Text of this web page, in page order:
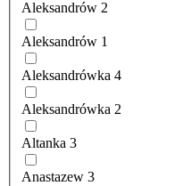
Aleksandrów 2
Aleksandrów 1
Aleksandrówka 4
Aleksandrówka 2
Altanka 3
Anastazew 3